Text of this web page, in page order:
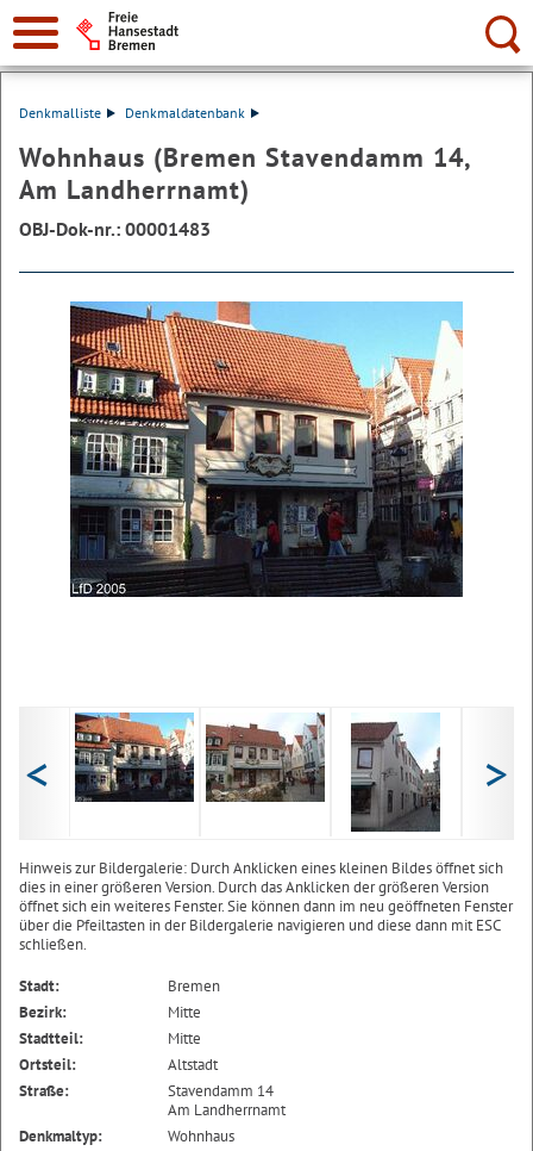
Suche:
Denkmalliste Denkmaldatenbank
Wohnhaus (Bremen Stavendamm 14,
Am Landherrnamt)
OBJ-Dok-nr.: 00001483
< >
Hinweis zur Bildergalerie: Durch Anklicken eines kleinen Bildes öffnet sich
dies in einer größeren Version. Durch das Anklicken der größeren Version
öffnet sich ein weiteres Fenster. Sie können dann im neu geöffneten Fenster
über die Pfeiltasten in der Bildergalerie navigieren und diese dann mit ESC
schließen.
Stadt:
Bremen
Bezirk:
Mitte
Stadtteil:
Mitte
Ortsteil:
Altstadt
Straße:
Stavendamm 14
Am Landherrnamt
Denkmaltyp:
Wohnhaus